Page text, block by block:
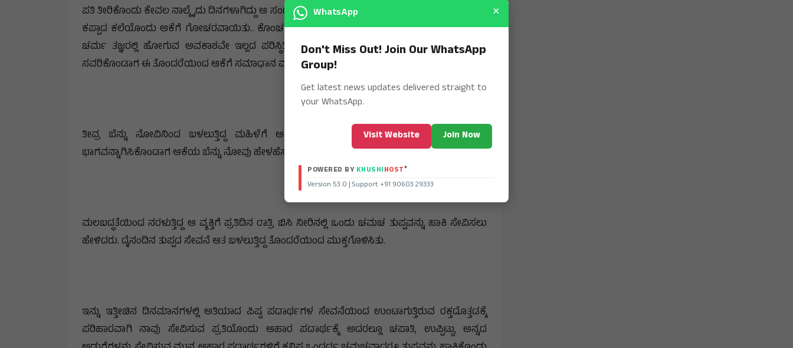
ಪತಿ ತೀರಿಕೊಂಡು ಕೇವಲ ನಾಲ್ಕೈದು ದಿನಗಳಾಗಿದ್ದು ಆ ಸಂದರ್ಭದಲ್ಲಿ ಮುಖದ ಒಂದು ಭಾಗದಲ್ಲಿ ಅದು ಮೂಗಿನ ಕೆಳಗೆ
ಕಪ್ಪಾದ ಕಲೆಯೊಂದು ಆಕೆಗೆ ಗೋಚರವಾಯಿತು.. ಕೊಂಚ ಉರಿತವನ್ನು ಹೊಂದಿದ್ದರೂ ವೈದ್ಯಕೀಯ ಚಿಕಿತ್ಸೆ ಪಡೆಯಲು
ಚರ್ಮ ತಜ್ಞರಲ್ಲಿ ಹೋಗುವ ಅವಕಾಶವೇ ಇಲ್ಲದ ಪರಿಸ್ಥಿತಿಯಲ್ಲಿ ತನ್ನಕ್ಕನ ಸಲಹೆಯಂತೆ ಕೊಂಚ ತುಪ್ಪವನ್ನು ಹಾಕಿ
ಸವರಿಕೊಂಡಾಗ ಈ ತೊಂದರೆಯಿಂದ ಆಕೆಗೆ ಸಮಾಧಾನ ಮತ್ತು ಉಪಶಮನ ಒಟ್ಟಿಗೆ ದೊರೆಯಿತು.
ತೀವ್ರ ಬೆನ್ನು ನೋವಿನಿಂದ ಬಳಲುತ್ತಿದ್ದ ಮಹಿಳೆಗೆ ಆಕಳ/ಹಸು ತುಪ್ಪವನ್ನು ದೈನಂದಿನ ಆಹಾರ ಸೇವನೆಯ
ಭಾಗವನ್ನಾಗಿಸಿಕೊಂಡಾಗ ಆಕೆಯ ಬೆನ್ನು ನೋವು ಹೇಳಹೆಸರಿಲ್ಲದಂತೆ ಕೆಲವೇ ದಿನಗಳಲ್ಲಿ ಮಾಯವಾಯಿತು.
ಮಲಬದ್ಧತೆಯಿಂದ ನರಳುತ್ತಿದ್ದ ಆ ವ್ಯಕ್ತಿಗೆ ಪ್ರತಿದಿನ ರಾತ್ರಿ ಬಿಸಿ ನೀರಿನಲ್ಲಿ ಒಂದು ಚಮಚ ತುಪ್ಪವನ್ನು ಹಾಕಿ ಸೇವಿಸಲು
ಹೇಳಿದರು. ದೈನಂದಿನ ತುಪ್ಪದ ಸೇವನೆ ಆತ ಬಳಲುತ್ತಿದ್ದ ತೊಂದರೆಯಿಂದ ಮುಕ್ತಗೊಳಿಸಿತು.
ಇನ್ನು ಇತ್ತೀಚಿನ ದಿನಮಾನಗಳಲ್ಲಿ ಅತಿಯಾದ ಪಿಷ್ಟ ಪದಾರ್ಥಗಳ ಸೇವನೆಯಿಂದ ಉಂಟಾಗುತ್ತಿರುವ ರಕ್ತದೊತ್ತಡಕ್ಕೆ
ಪರಿಹಾರವಾಗಿ ನಾವು ಸೇವಿಸುವ ಪ್ರತಿಯೊಂದು ಆಹಾರ ಪದಾರ್ಥಕ್ಕೆ ಅದರಲ್ಲೂ ಚಪಾತಿ, ಉಪ್ಪಿಟ್ಟು, ಅನ್ನದ
WhatsApp ×
Don't Miss Out! Join Our WhatsApp
Group!
Get latest news updates delivered straight to
your WhatsApp.
Visit Website Join Now
POWERED BY KHUSHIHOST®
Version 53.0 | Support +91 90603 29333